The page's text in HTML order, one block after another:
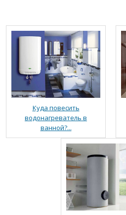
Куда повесить
водонагреватель в
ванной?...